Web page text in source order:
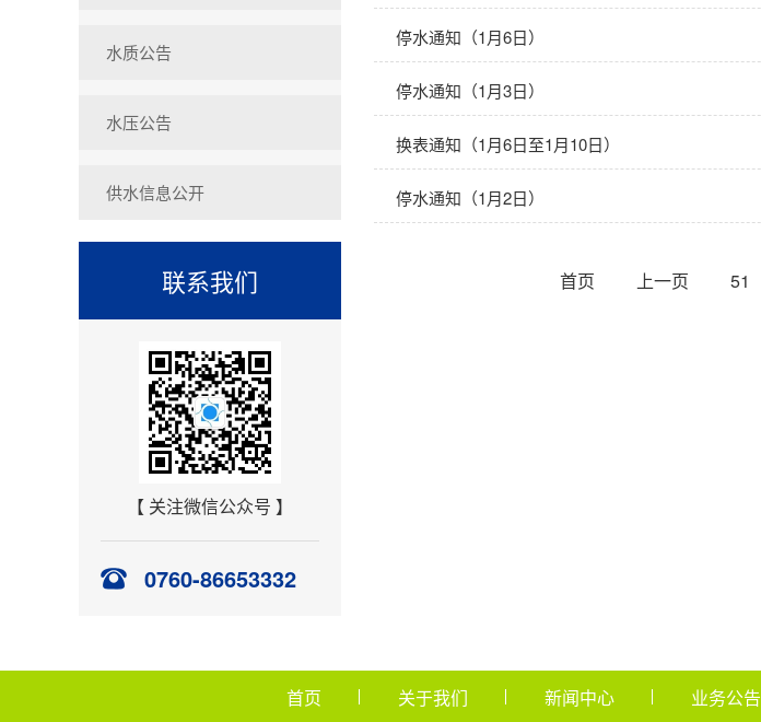
水质公告
水压公告
供水信息公开
联系我们
【 关注微信公众号 】
0760-86653332
停水通知（1月6日）
停水通知（1月3日）
换表通知（1月6日至1月10日）
停水通知（1月2日）
首页 上一页 51
首页 关于我们 新闻中心 业务公告